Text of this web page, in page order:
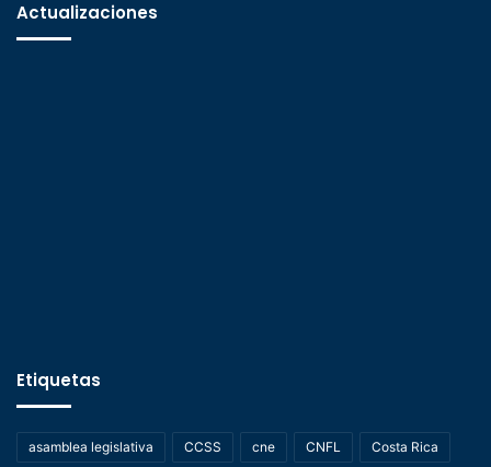
Actualizaciones
Etiquetas
asamblea legislativa CCSS cne CNFL Costa Rica